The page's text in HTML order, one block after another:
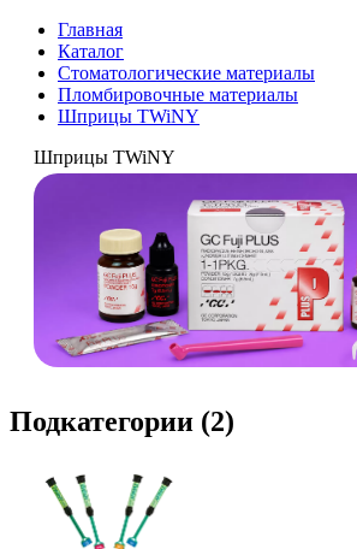
Главная
Каталог
Стоматологические материалы
Пломбировочные материалы
Шприцы TWiNY
Шприцы TWiNY
Подкатегории (2)